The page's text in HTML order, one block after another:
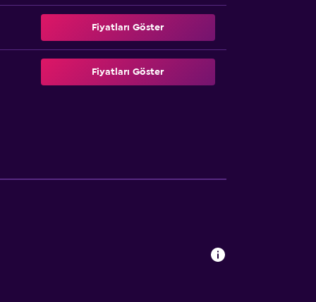
Fiyatları Göster
Fiyatları Göster